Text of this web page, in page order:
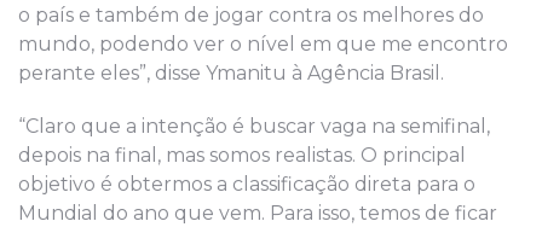
o país e também de jogar contra os melhores do
mundo, podendo ver o nível em que me encontro
perante eles”, disse Ymanitu à Agência Brasil.
“Claro que a intenção é buscar vaga na semifinal,
depois na final, mas somos realistas. O principal
objetivo é obtermos a classificação direta para o
Mundial do ano que vem. Para isso, temos de ficar